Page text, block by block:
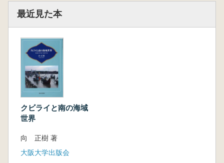
最近見た本
クビライと南の海域
世界
向 正樹 著
大阪大学出版会